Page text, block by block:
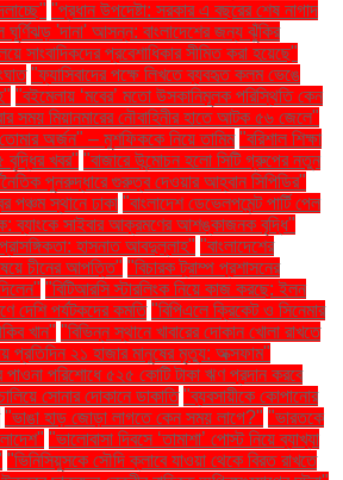
"প্রধান উপদেষ্টা: সরকার এ বছরের শেষ নাগাদ
ঘূর্ণিঝড় 'দানা' আসন্ন: বাংলাদেশের জন্য ঝুঁকির
সাংবাদিকদের প্রবেশাধিকার সীমিত করা হয়েছে"
"ফ্যাসিবাদের পক্ষে লিখতে ব্যবহৃত কলম ভেঙে
"বইমেলায় ‘মবের’ মতো উসকানিমূলক পরিস্থিতি কেন
সময় মিয়ানমারের নৌবাহিনীর হাতে আটক ৫৬ জেলে"
অর্জন" – মুশফিককে নিয়ে তামিম "বরিশাল শিক্ষা
বৃদ্ধির খবর" "বাজারে উন্মোচন হলো সিটি গ্রুপের নতুন
পুনরুদ্ধারে গুরুত্ব দেওয়ার আহ্বান সিপিডির"
পঞ্চম স্থানে ঢাকা "বাংলাদেশ ডেভেলপমেন্ট পার্টি পেল
ব্যাংকে সাইবার আক্রমণের আশঙ্কাজনক বৃদ্ধি"
হাসনাত আবদুল্লাহ" "বাংলাদেশের
চীনের আপত্তি" "বিচারক ট্রাম্প প্রশাসনের
"বিটিআরসি স্টারলিংক নিয়ে কাজ করছে: ইলন
দেশি পর্যটকদের কমতি "বিপিএলে ক্রিকেট ও সিনেমার
খান" "বিভিন্ন স্থানে খাবারের দোকান খোলা রাখতে
প্রতিদিন ২১ হাজার মানুষের মৃত্যু: অক্সফাম"
পাওনা পরিশোধে ৫২৫ কোটি টাকা ঋণ প্রদান করবে
সোনার দোকানে ডাকাতি "ব্যবসায়ীকে কোপানোর
"ভাঙা হাড় জোড়া লাগতে কেন সময় লাগে?" "ভারতকে
"ভালোবাসা দিবসে ‘তামাশা’ পোস্ট নিয়ে ব্যাখ্যা
"ভিনিসিয়ুসকে সৌদি ক্লাবে যাওয়া থেকে বিরত রাখতে